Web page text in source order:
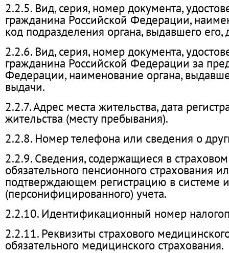
2.2.5. Вид, серия, номер документа,
гражданина Российской Федерации,
код подразделения органа, выдавшего его,
2.2.6. Вид, серия, номер документа,
гражданина Российской Федерации за
Федерации, наименование органа,
выдачи.
2.2.7. Адрес места жительства, дата
жительства (месту пребывания).
2.2.8. Номер телефона или сведения о
2.2.9. Сведения, содержащиеся в
обязательного пенсионного страхования
подтверждающем регистрацию в системе
(персонифицированного) учета.
2.2.10. Идентификационный номер
2.2.11. Реквизиты страхового
обязательного медицинского страхования.